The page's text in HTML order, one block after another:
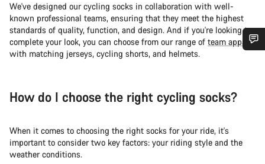
We've designed our cycling socks in collaboration with well-
known professional teams, ensuring that they meet the highest
standards of quality, function, and design. And if you're looking to
complete your look, you can choose from our range of team apparel
with matching jerseys, cycling shorts, and helmets.
How do I choose the right cycling socks?
When it comes to choosing the right socks for your ride, it's
important to consider two key factors: your riding style and the
weather conditions.
¿Necesitas ayuda?
Nuestros expertos estarán encantados de responder a tus
preguntas.
Abrir chat